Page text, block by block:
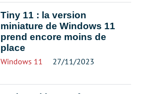
Tiny 11 : la version
miniature de Windows 11
prend encore moins de
place
Windows 11 27/11/2023